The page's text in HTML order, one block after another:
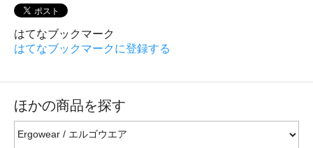
はてなブックマーク
はてなブックマークに登録する
ほかの商品を探す